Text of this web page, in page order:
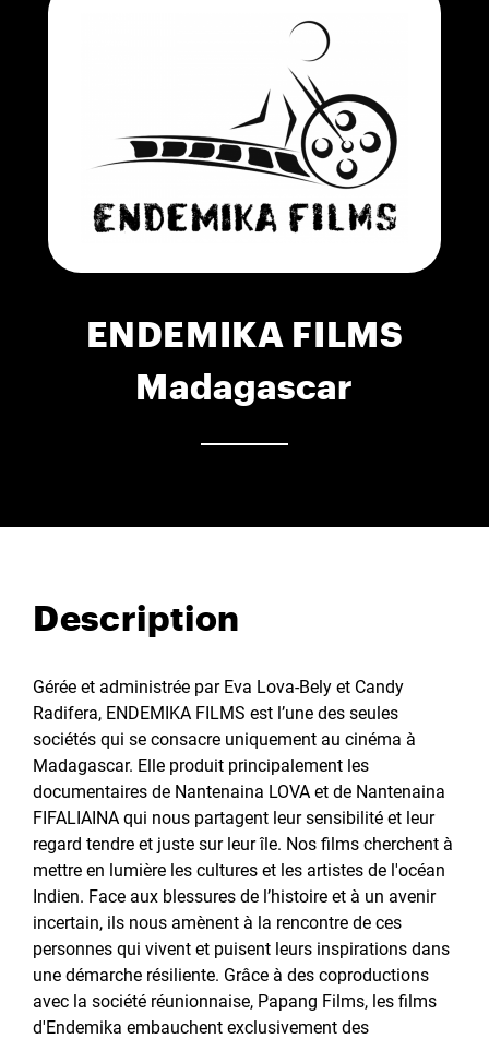
ENDEMIKA FILMS
Madagascar
Description
Gérée et administrée par Eva Lova-Bely et Candy
Radifera, ENDEMIKA FILMS est l’une des seules
sociétés qui se consacre uniquement au cinéma à
Madagascar. Elle produit principalement les
documentaires de Nantenaina LOVA et de Nantenaina
FIFALIAINA qui nous partagent leur sensibilité et leur
regard tendre et juste sur leur île. Nos films cherchent à
mettre en lumière les cultures et les artistes de l'océan
Indien. Face aux blessures de l’histoire et à un avenir
incertain, ils nous amènent à la rencontre de ces
personnes qui vivent et puisent leurs inspirations dans
une démarche résiliente. Grâce à des coproductions
avec la société réunionnaise, Papang Films, les films
d'Endemika embauchent exclusivement des